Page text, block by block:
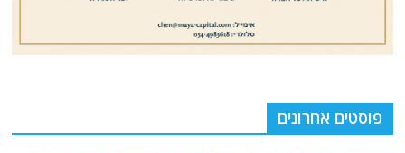
פוסטים אחרונים